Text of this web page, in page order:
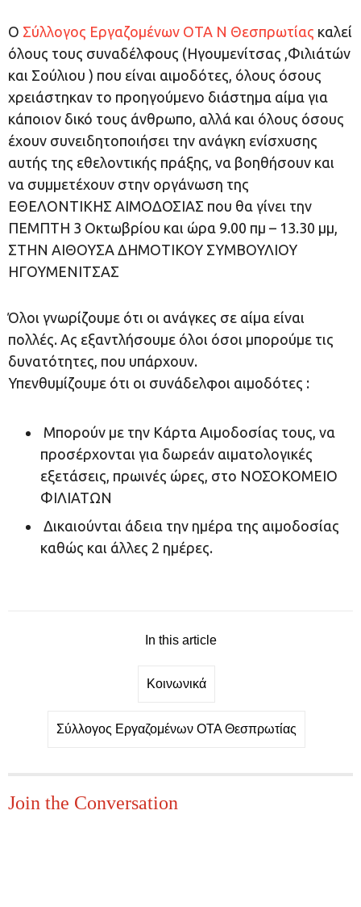
Ο Σύλλογος Εργαζομένων ΟΤΑ Ν Θεσπρωτίας καλεί
όλους τους συναδέλφους (Ηγουμενίτσας ,Φιλιάτών
και Σούλιου ) που είναι αιμοδότες, όλους όσους
χρειάστηκαν το προηγούμενο διάστημα αίμα για
κάποιον δικό τους άνθρωπο, αλλά και όλους όσους
έχουν συνειδητοποιήσει την ανάγκη ενίσχυσης
αυτής της εθελοντικής πράξης, να βοηθήσουν και
να συμμετέχουν στην οργάνωση της
ΕΘΕΛΟΝΤΙΚΗΣ ΑΙΜΟΔΟΣΙΑΣ που θα γίνει την
ΠΕΜΠΤΗ 3 Οκτωβρίου και ώρα 9.00 πμ – 13.30 μμ,
ΣΤΗΝ ΑΙΘΟΥΣΑ ΔΗΜΟΤΙΚΟΥ ΣΥΜΒΟΥΛΙΟΥ
ΗΓΟΥΜΕΝΙΤΣΑΣ
Όλοι γνωρίζουμε ότι οι ανάγκες σε αίμα είναι
πολλές. Ας εξαντλήσουμε όλοι όσοι μπορούμε τις
δυνατότητες, που υπάρχουν.
Υπενθυμίζουμε ότι οι συνάδελφοι αιμοδότες :
Μπορούν με την Κάρτα Αιμοδοσίας τους, να
προσέρχονται για δωρεάν αιματολογικές
εξετάσεις, πρωινές ώρες, στο ΝΟΣΟΚΟΜΕΙΟ
ΦΙΛΙΑΤΩΝ
Δικαιούνται άδεια την ημέρα της αιμοδοσίας
καθώς και άλλες 2 ημέρες.
In this article
Κοινωνικά
Σύλλογος Εργαζομένων ΟΤΑ Θεσπρωτίας
Join the Conversation